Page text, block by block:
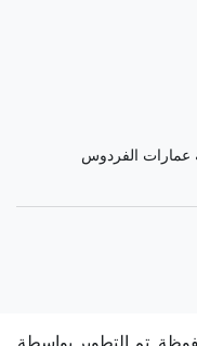
عمارات الفردوس